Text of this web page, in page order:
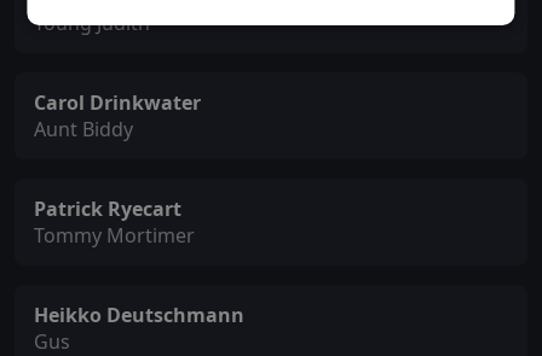
Young Judith
Carol Drinkwater
Aunt Biddy
Patrick Ryecart
Tommy Mortimer
Heikko Deutschmann
Gus